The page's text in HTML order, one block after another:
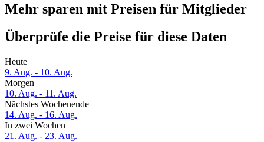
Mehr sparen mit Preisen für Mitglieder
Überprüfe die Preise für diese Daten
Heute
9. Aug. - 10. Aug.
Morgen
10. Aug. - 11. Aug.
Nächstes Wochenende
14. Aug. - 16. Aug.
In zwei Wochen
21. Aug. - 23. Aug.